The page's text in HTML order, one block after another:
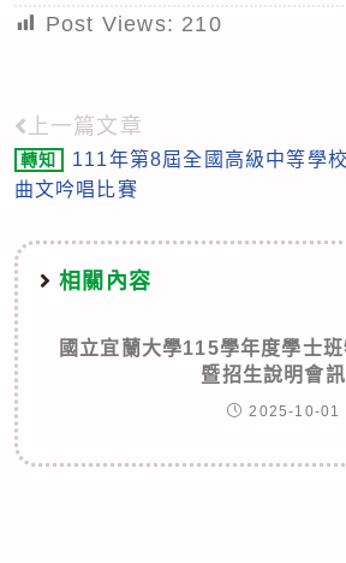
Post Views: 210
Read
more
上一篇文章
轉知
111年第8屆全國高級中等學
曲文吟唱比賽
相關內容
國立宜蘭大學115學年度學士
暨招生說明會
2025-10-01